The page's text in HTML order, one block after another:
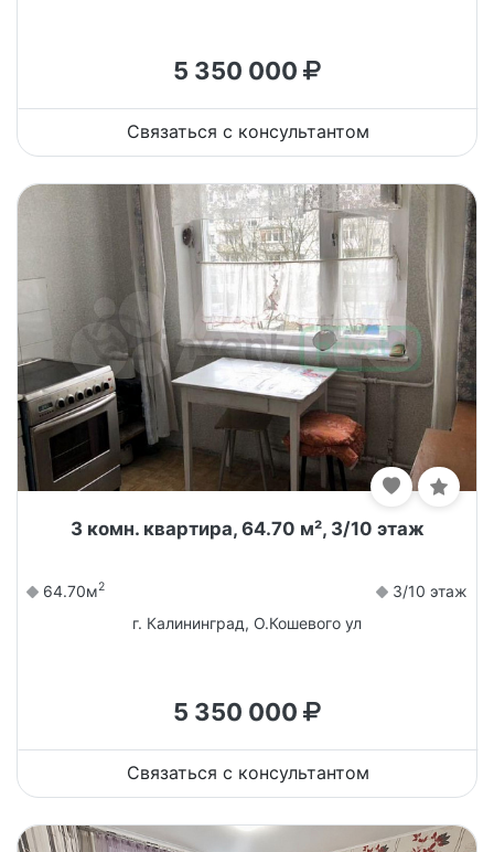
5 350 000
Связаться с консультантом
3 комн. квартира, 64.70 м², 3/10 этаж
64.70м2
3/10 этаж
г. Калининград, О.Кошевого ул
5 350 000
Связаться с консультантом